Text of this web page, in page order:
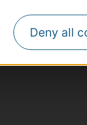
Deny all